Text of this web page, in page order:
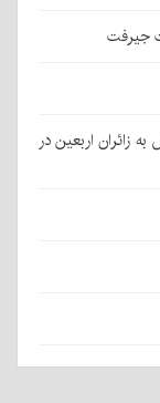
جیرفت
اربعین در